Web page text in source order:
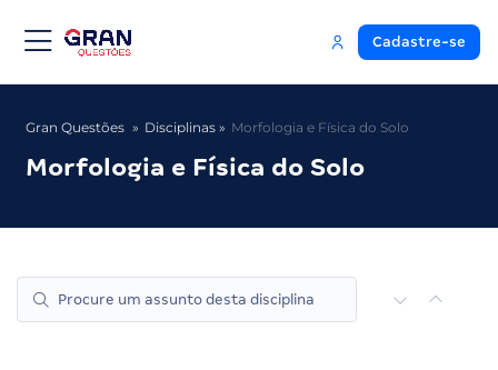
Cadastre-se
Gran Questões Disciplinas Morfologia e Física do Solo
Morfologia e Física do Solo